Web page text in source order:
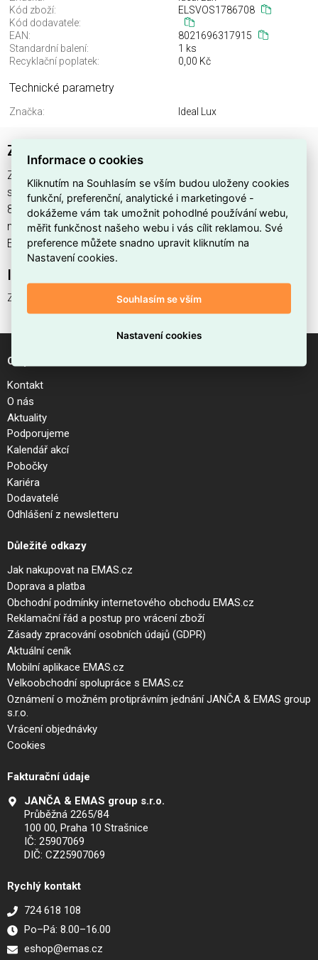
Kód zboží:
ELSVOS1786708
Kód dodavatele:
EAN:
8021696317915
Standardní balení:
1 ks
Recyklační poplatek:
0,00 Kč
Technické parametry
Značka: Ideal Lux
ZIGGY PL D100 NERO
ZIGGY PL D100 NERO najdete v kategoriích Svítidla, Svítidla,
světelné zdroje a LED osvětlení, výrobce Ideal Lux, EAN
8021696317915, kód dodavatele . ZIGGY PL D100 NERO
nabízíme od 1 ks. Kód EMAS ZIGGY PL D100 NERO je
ELSVOS1786708.
Interní název produktu
ZIGGY PL D100 NERO
O společnosti
Kontakt
O nás
Aktuality
Podporujeme
Kalendář akcí
Pobočky
Kariéra
Dodavatelé
Odhlášení z newsletteru
Důležité odkazy
Jak nakupovat na EMAS.cz
Doprava a platba
Obchodní podmínky internetového obchodu EMAS.cz
Reklamační řád a postup pro vrácení zboží
Zásady zpracování osobních údajů (GDPR)
Aktuální ceník
Mobilní aplikace EMAS.cz
Velkoobchodní spolupráce s EMAS.cz
Oznámení o možném protiprávním jednání JANČA & EMAS group
s.r.o.
Vrácení objednávky
Cookies
Fakturační údaje
JANČA & EMAS group s.r.o.
Průběžná 2265/84
100 00, Praha 10 Strašnice
IČ: 25907069
DIČ: CZ25907069
Rychlý kontakt
724 618 108
Po–Pá: 8.00–16.00
eshop@emas.cz
Informace o cookies
Kliknutím na Souhlasím se vším budou uloženy cookies
funkční, preferenční, analytické i marketingové -
dokážeme vám tak umožnit pohodlné používání webu,
měřit funkčnost našeho webu i vás cílit reklamou. Své
preference můžete snadno upravit kliknutím na
Nastavení cookies.
Souhlasím se vším
Nastavení cookies